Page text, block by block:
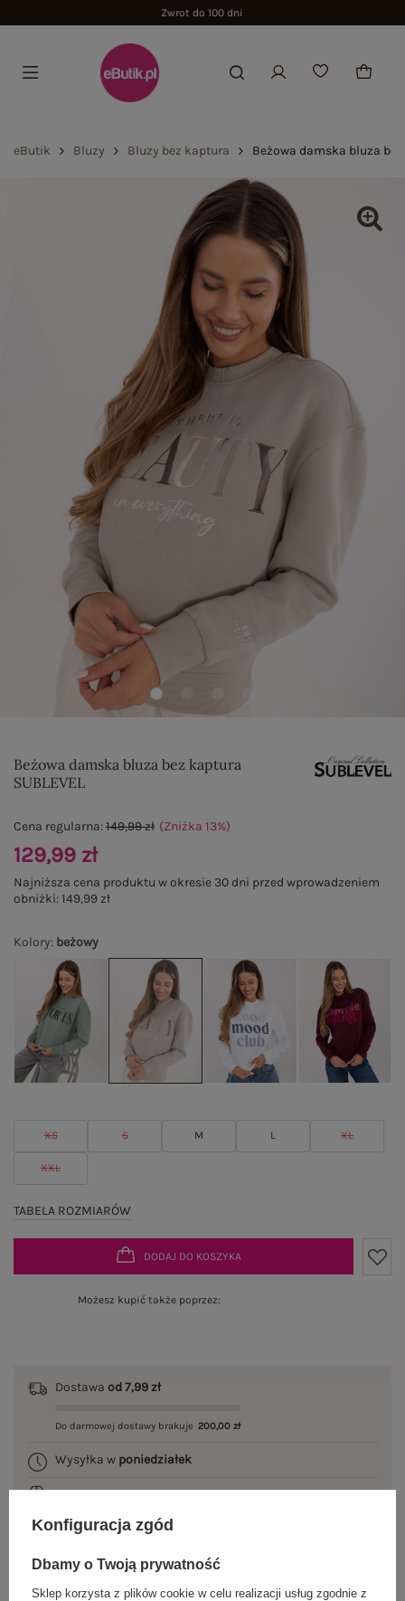
Zwrot do 100 dni
eButik Bluzy Bluzy bez kaptura Beżowa damska bluza bez
Beżowa damska bluza bez kaptura
SUBLEVEL
Kolory: beżowy
XS S M L XL
XXL
TABELA ROZMIARÓW
Cena regularna:149,99 zł (Zniżka 13%)
129,99 zł
Najniższa cena produktu w okresie 30 dni przed wprowadzeniem
obniżki:149,99 zł
DODAJ DO KOSZYKA
Możesz kupić także poprzez:
Dostawa od 7,99 zł
Do darmowej dostawy brakuje 200,00 zł
Wysyłka w poniedziałek
Konfiguracja zgód
Dbamy o Twoją prywatność
Sklep korzysta z plików cookie w celu realizacji usług zgodnie z